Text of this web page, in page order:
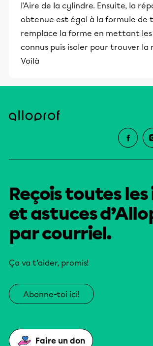
l'Aire de la cylindre. Ensuite, la
obtenue est égal à la formule de
remplace la forme en mettant les
connus puis isoler pour trouver la
Voilà
Reçois toutes
et astuces
par courriel.
Ça va t’aider, promis!
Abonne-toi ici!
Faire un don